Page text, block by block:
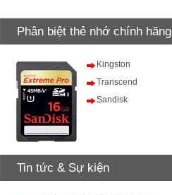
Phân biệt thẻ nhớ chính hãng
Kingston
Transcend
Sandisk
Tin tức & Sự kiện